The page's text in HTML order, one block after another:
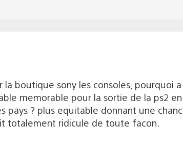
la boutique sony les consoles,
memorable pour la sortie de la ps2
pays ? plus equitable donnant une
totalement ridicule de toute facon.